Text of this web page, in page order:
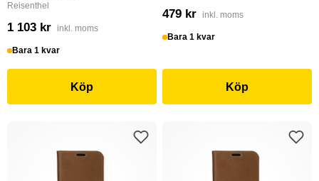
Reisenthel
1 103 kr inkl. moms
Bara 1 kvar
Köp
479 kr inkl. moms
Bara 1 kvar
Köp